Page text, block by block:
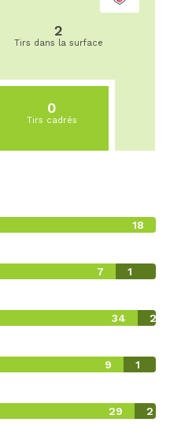
2
Tirs dans la surface
0
Tirs cadrés
18
7 1
34 2
9 1
29 2